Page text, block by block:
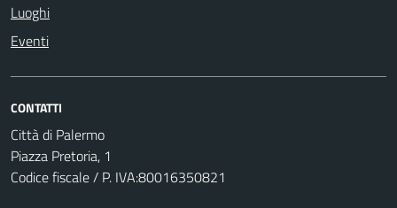
Luoghi
Eventi
CONTATTI
Città di Palermo
Piazza Pretoria, 1
Codice fiscale / P. IVA:80016350821